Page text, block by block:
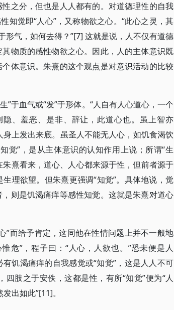
之分，但也是人人都有的。对道德理性的自我
知觉即“人心”，又称物欲之心。“此心之灵，其
气，如何去得？”[7] 这就是说，人不仅有道德
物质的感性物欲之心。因此，人的主体意识既
体意识。朱熹的这个观点是对意识活动的比较
”于血气或“发”于形体。“人自有人心道心，一个
、羞恶、是非、辞让，此道心也。虽上智亦
上发出来底。虽圣人不能无人心，如饥食渴饮
觉”，是从主体意识的认知作用上说；所谓“生
熹看来，道心、人心都来源于性，但前者源于
理欲望。但朱熹更强调“知觉”。具体地说，觉
则是饥渴痛痒等感性知觉。这就是朱熹对道心
”而给予肯定，这同他在性情问题上并不一般地
危”，程子曰：“人心，人欲也。”恐未便是人
有饥渴痛痒的自我感觉或“知觉”，这是人人不可
肢之于安佚，这都是性，有所“知觉”便为“人
出如此”[11]。